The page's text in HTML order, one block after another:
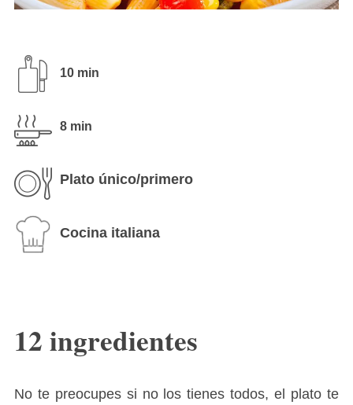
10 min
8 min
Plato único/primero
Cocina italiana
12 ingredientes
No te preocupes si no los tienes todos, el plato te